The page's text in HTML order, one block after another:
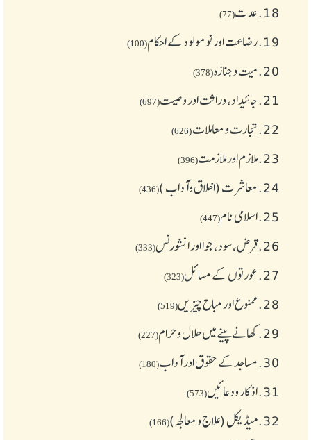
18. عدت(77)
19. رضاعت اور نومولود کے احکام(100)
20. میت و جنازہ(378)
21. جائیداد، وراثت اور وصیت(697)
22. تجارت و معاملات(626)
23. ملازم اور ملازمت(396)
24. معاشرت (اخلاق وآداب )(436)
25. اسلامی نام(447)
26. قرض،سود، جوا اور انشورنس(333)
27. عورتوں کے مسائل(323)
28. ممنوع اور مباح چیز یں(519)
29. کھانے پینے میں حلال و حرام(227)
30. مساجد کے حقوق اور آداب(180)
31. اذکار ودعائیں(573)
32. میڈیکل (علاج و معالجہ)(166)